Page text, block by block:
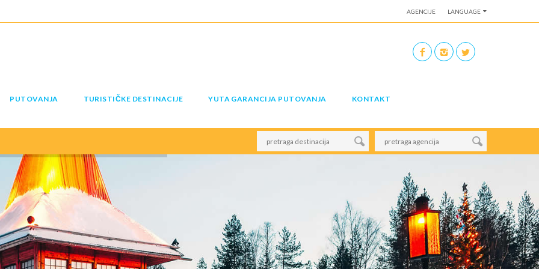
AGENCIJE LANGUAGE
PUTOVANJA TURISTIČKE DESTINACIJE YUTA GARANCIJA PUTOVANJA KONTAKT